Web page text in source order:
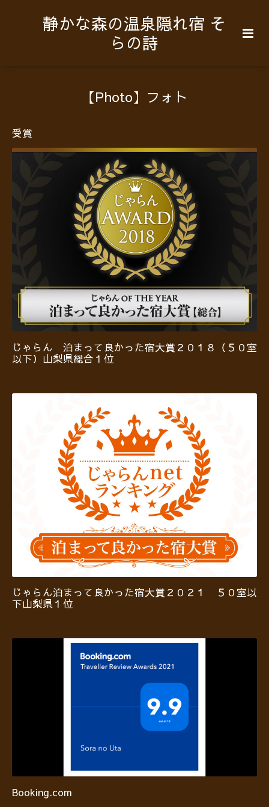
静かな森の温泉隠れ宿 そ
らの詩
【Photo】フォト
受賞
じゃらん 泊まって良かった宿大賞２０１８（５０室
以下）山梨県総合１位
じゃらん泊まって良かった宿大賞２０２１ ５０室以
下山梨県１位
Booking.com